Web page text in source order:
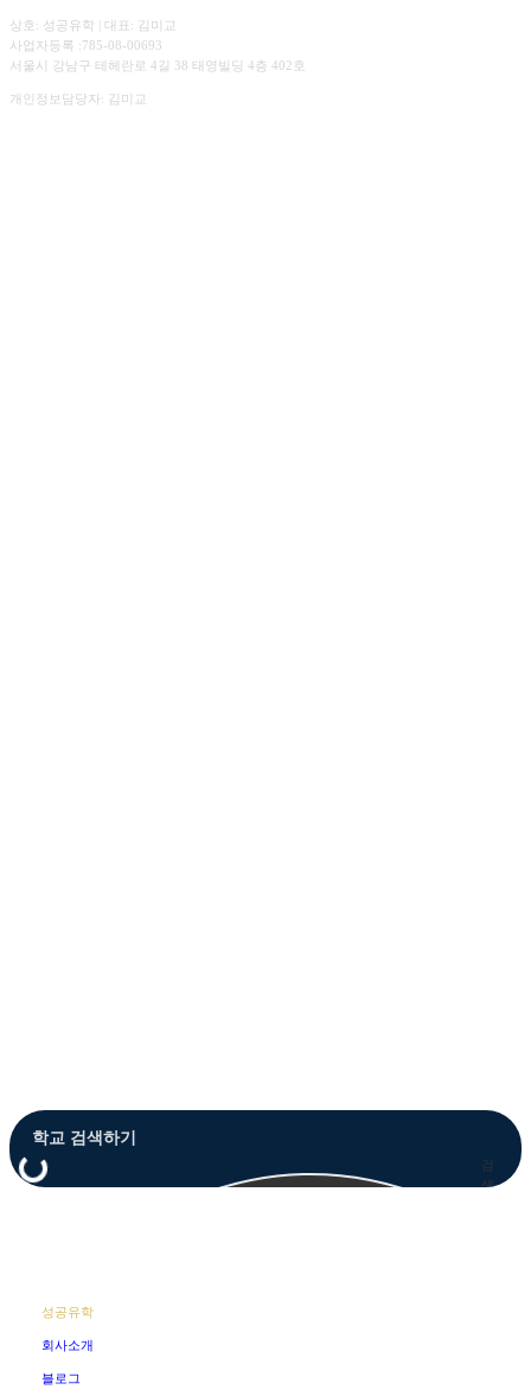
상호: 성공유학 | 대표: 김미교
사업자등록 :785-08-00693
서울시 강남구 테헤란로 4길 38 태영빌딩 4층 402호
개인정보담당자: 김미교
Close
Menu
검
색
성공유학
회사소개
블로그